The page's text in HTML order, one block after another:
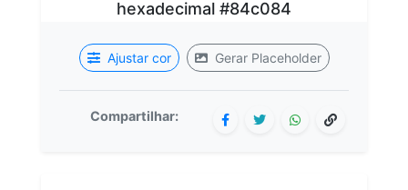
Ajustar cor Gerar Placeholder
Compartilhar: